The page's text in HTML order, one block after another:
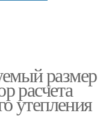
размер
расчета
утепления